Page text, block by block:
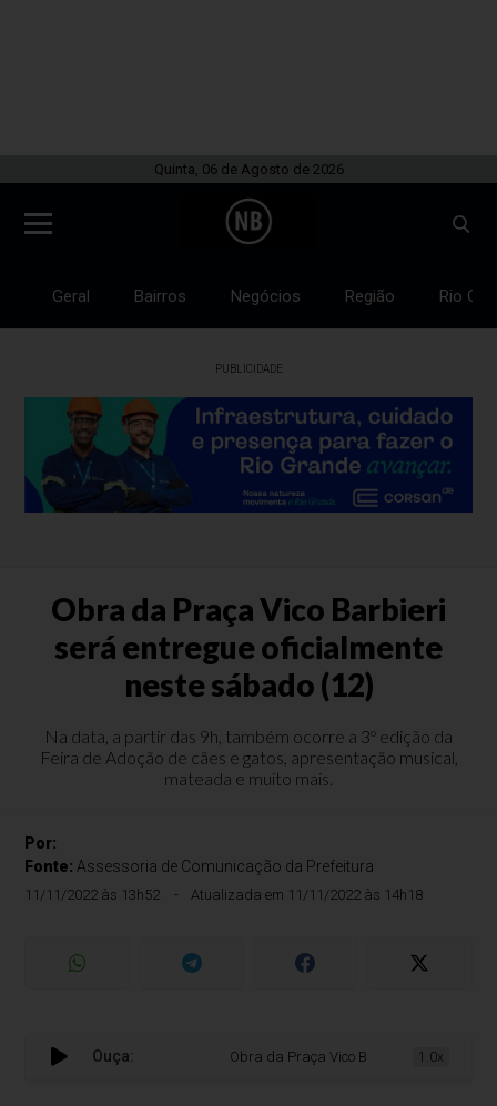
Quinta, 06 de Agosto de 2026
Geral Bairros Negócios Região Rio
PUBLICIDADE
Obra da Praça Vico Barbieri
será entregue oficialmente
neste sábado (12)
Na data, a partir das 9h, também ocorre a 3º edição da
Feira de Adoção de cães e gatos, apresentação musical,
mateada e muito mais.
Por:
Fonte: Assessoria de Comunicação da Prefeitura
11/11/2022 às 13h52 Atualizada em 11/11/2022 às 14h18
Ouça: Obra da Praça Vico Barbieri será entregue
1.0x